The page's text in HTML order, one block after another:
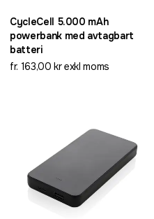
CycleCell 5.000 mAh
powerbank med avtagbart
batteri
fr. 163,00 kr exkl moms